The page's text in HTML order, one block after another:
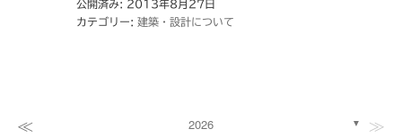
公開済み: 2013年8月27日
カテゴリー: 建築・設計について
≪ 2026 ▼ ≫